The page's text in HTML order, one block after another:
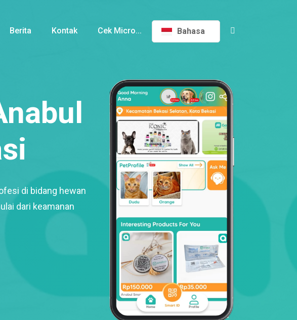
Berita Kontak Cek Micro... Bahasa
di bidang hewan
dari keamanan